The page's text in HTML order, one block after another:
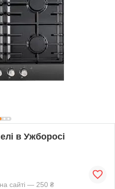
в Ужборосі
сайті — 250 ₴